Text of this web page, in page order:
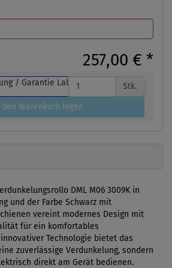
257,00 € *
Stk.
den Warenkorb legen
DML M06 3009K in
und der Farbe Schwarz mit
vereint modernes Design mit
für ein komfortables
Technologie bietet das
zuverlässige Verdunkelung, sondern
direkt am Gerät bedienen.